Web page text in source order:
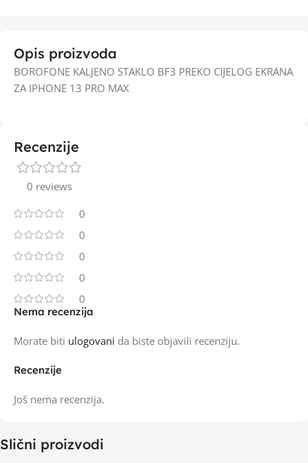
Opis proizvoda
BOROFONE KALJENO STAKLO BF3 PREKO CIJELOG EKRANA
ZA IPHONE 13 PRO MAX
Recenzije
0 reviews
0
0
0
0
0
Recenzije
Još nema recenzija.
Nema recenzija
Morate biti ulogovani da biste objavili recenziju.
Slični proizvodi